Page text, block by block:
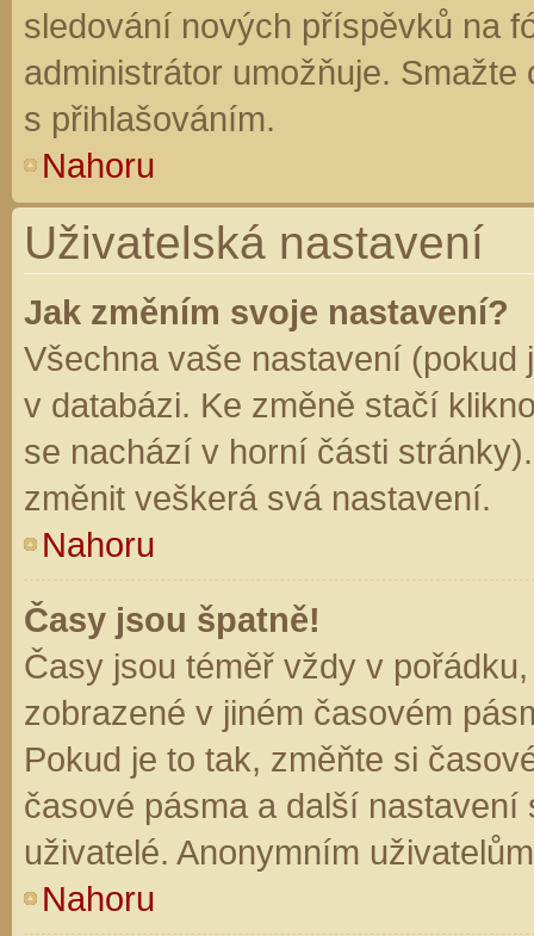
sledování nových příspěvků na
administrátor umožňuje.
s přihlašováním.
Nahoru
Uživatelská nastavení
Jak změním svoje nastavení?
Všechna vaše nastavení (pokud
v databázi. Ke změně stačí
se nachází v horní části
změnit veškerá svá nastavení.
Nahoru
Časy jsou špatně!
Časy jsou téměř vždy v
zobrazené v jiném časovém
Pokud je to tak, změňte si
časové pásma a další
uživatelé. Anonymním
Nahoru